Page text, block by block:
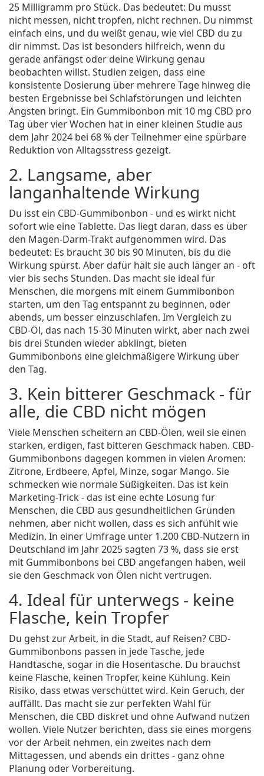
25 Milligramm pro Stück. Das bedeutet: Du musst
nicht messen, nicht tropfen, nicht rechnen. Du nimmst
einfach eins, und du weißt genau, wie viel CBD du zu
dir nimmst. Das ist besonders hilfreich, wenn du
gerade anfängst oder deine Wirkung genau
beobachten willst. Studien zeigen, dass eine
konsistente Dosierung über mehrere Tage hinweg die
besten Ergebnisse bei Schlafstörungen und leichten
Ängsten bringt. Ein Gummibonbon mit 10 mg CBD pro
Tag über vier Wochen hat in einer kleinen Studie aus
dem Jahr 2024 bei 68 % der Teilnehmer eine spürbare
Reduktion von Alltagsstress gezeigt.
2. Langsame, aber
langanhaltende Wirkung
Du isst ein CBD-Gummibonbon - und es wirkt nicht
sofort wie eine Tablette. Das liegt daran, dass es über
den Magen-Darm-Trakt aufgenommen wird. Das
bedeutet: Es braucht 30 bis 90 Minuten, bis du die
Wirkung spürst. Aber dafür hält sie auch länger an - oft
vier bis sechs Stunden. Das macht sie ideal für
Menschen, die morgens mit einem Gummibonbon
starten, um den Tag entspannt zu beginnen, oder
abends, um besser einzuschlafen. Im Vergleich zu
CBD-Öl, das nach 15-30 Minuten wirkt, aber nach zwei
bis drei Stunden wieder abklingt, bieten
Gummibonbons eine gleichmäßigere Wirkung über
den Tag.
3. Kein bitterer Geschmack - für
alle, die CBD nicht mögen
Viele Menschen scheitern an CBD-Ölen, weil sie einen
starken, erdigen, fast bitteren Geschmack haben. CBD-
Gummibonbons dagegen kommen in vielen Aromen:
Zitrone, Erdbeere, Apfel, Minze, sogar Mango. Sie
schmecken wie normale Süßigkeiten. Das ist kein
Marketing-Trick - das ist eine echte Lösung für
Menschen, die CBD aus gesundheitlichen Gründen
nehmen, aber nicht wollen, dass es sich anfühlt wie
Medizin. In einer Umfrage unter 1.200 CBD-Nutzern in
Deutschland im Jahr 2025 sagten 73 %, dass sie erst
mit Gummibonbons bei CBD angefangen haben, weil
sie den Geschmack von Ölen nicht vertrugen.
4. Ideal für unterwegs - keine
Flasche, kein Tropfer
Du gehst zur Arbeit, in die Stadt, auf Reisen? CBD-
Gummibonbons passen in jede Tasche, jede
Handtasche, sogar in die Hosentasche. Du brauchst
keine Flasche, keinen Tropfer, keine Kühlung. Kein
Risiko, dass etwas verschüttet wird. Kein Geruch, der
auffällt. Das macht sie zur perfekten Wahl für
Menschen, die CBD diskret und ohne Aufwand nutzen
wollen. Viele Nutzer berichten, dass sie eines morgens
vor der Arbeit nehmen, ein zweites nach dem
Mittagessen, und abends ein drittes - ganz ohne
Planung oder Vorbereitung.